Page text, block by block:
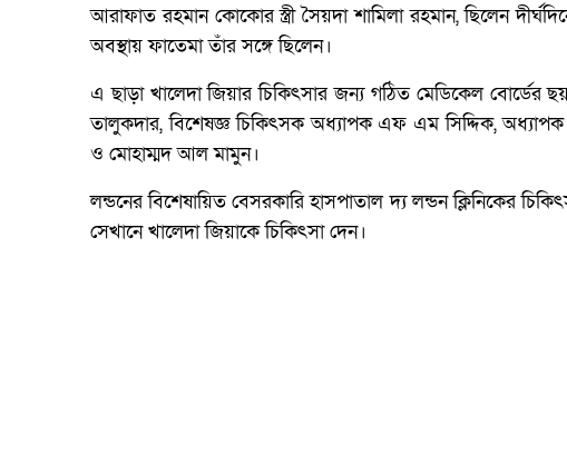
আরাফাত রহমান কোকোর স্ত্রী সৈয়দা শামিলা রহমান, ছিলেন
অবস্থায় ফাতেমা তাঁর সঙ্গে ছিলেন।
এ ছাড়া খালেদা জিয়ার চিকিৎসার জন্য গঠিত মেডিকেল বোর্ডের
তালুকদার, বিশেষজ্ঞ চিকিৎসক অধ্যাপক এফ এম সিদ্দিক,
ও মোহাম্মদ আল মামুন।
লন্ডনের বিশেষায়িত বেসরকারি হাসপাতাল দ্য লন্ডন ক্লিনিকের
সেখানে খালেদা জিয়াকে চিকিৎসা দেন।